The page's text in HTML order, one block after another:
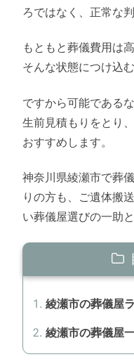
ろではなく、正常な
もともと葬儀費用は
そんな状態につけ込
ですから可能である
生前見積もりをとり
おすすめします。
神奈川県綾瀬市で葬
りの方も、ご遺体搬
い葬儀屋選びの一助
綾瀬市の葬儀屋
綾瀬市の葬儀屋